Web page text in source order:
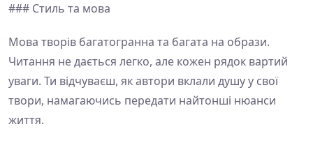
### Стиль та мова
Мова творів багатогранна та багата на образи.
Читання не дається легко, але кожен рядок вартий
уваги. Ти відчуваєш, як автори вклали душу у свої
твори, намагаючись передати найтонші нюанси
життя.